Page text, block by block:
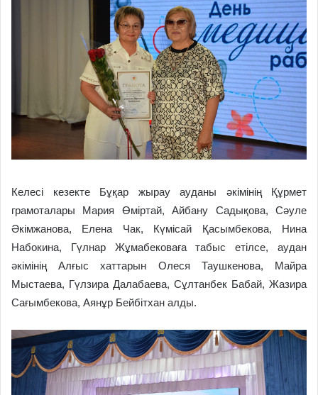
Келесі кезекте Бұқар жырау ауданы әкімінің Құрмет
грамоталары Мария Өміртай, Айбану Садықова, Сәуле
Әкімжанова, Елена Чак, Күмісай Қасымбекова, Нина
Набокина, Гүлнар Жұмабековаға табыс етілсе, аудан
әкімінің Алғыс хаттарын Олеся Таушкенова, Майра
Мыстаева, Гүлзира Далабаева, Сұлтанбек Бабай, Жазира
Сағымбекова, Аянұр Бейбітхан алды.